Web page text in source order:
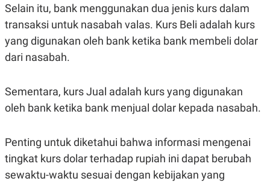
Selain itu, bank menggunakan dua jenis kurs dalam
transaksi untuk nasabah valas. Kurs Beli adalah kurs
yang digunakan oleh bank ketika bank membeli dolar
dari nasabah.
Sementara, kurs Jual adalah kurs yang digunakan
oleh bank ketika bank menjual dolar kepada nasabah.
Penting untuk diketahui bahwa informasi mengenai
tingkat kurs dolar terhadap rupiah ini dapat berubah
sewaktu-waktu sesuai dengan kebijakan yang